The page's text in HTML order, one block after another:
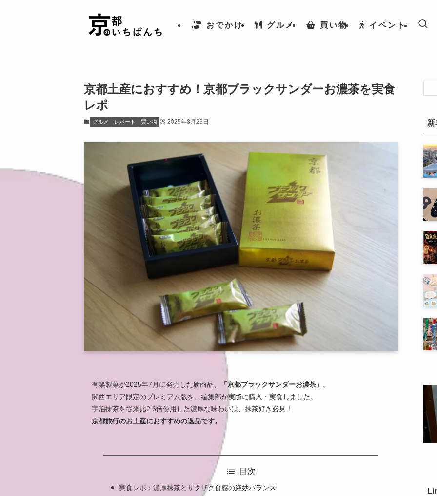
おでかけ グルメ 買い物 イベント
京都土産におすすめ！京都ブラックサンダーお濃茶を実食
レポ
グルメ レポート 買い物 2025年8月23日
有楽製菓が2025年7月に発売した新商品、 「京都ブラックサンダーお濃茶」 。
関西エリア限定のプレミアム版を、編集部が実際に購入・実食しました。
宇治抹茶を従来比2.6倍使用した濃厚な味わいは、抹茶好き必見！
京都旅行のお土産におすすめの逸品です。
目次
実食レポ：濃厚抹茶とザクザク食感の絶妙バランス